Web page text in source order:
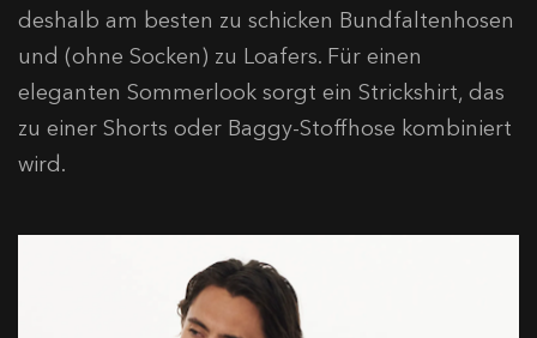
deshalb am besten zu schicken Bundfaltenhosen
und (ohne Socken) zu Loafers. Für einen
eleganten Sommerlook sorgt ein Strickshirt, das
zu einer Shorts oder Baggy-Stoffhose kombiniert
wird.